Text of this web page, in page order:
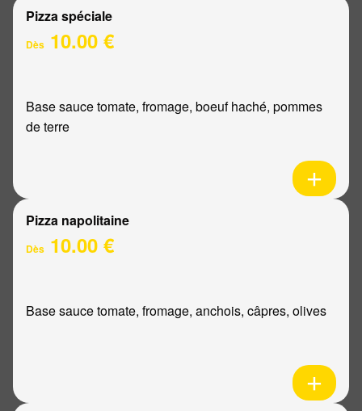
Pizza spéciale
Dès 10.00 €
Base sauce tomate, fromage, boeuf haché, pommes
de terre
Pizza napolitaine
Dès 10.00 €
Base sauce tomate, fromage, anchois, câpres, olives